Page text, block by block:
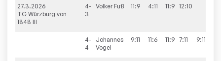
27.3.2026
TG Würzburg von
1848 III
4-
3
Volker Fuß 11:9 4:11 11:9 12:10
4-
4
Johannes
Vogel
9:11 11:6 11:9 7:11 9:11